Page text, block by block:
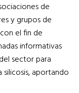
de
y grupos de
el fin de
informativas
sector para
silicosis, aportando